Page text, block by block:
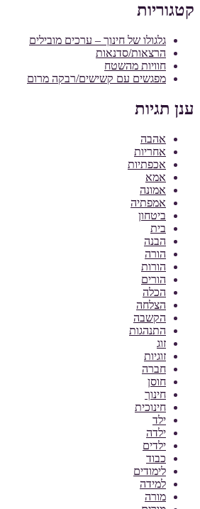
קטגוריות
גלגולו של חינוך – ערכים מובילים
הרצאות/סדנאות
חוויות מהשטח
מפגשים עם קשישים/רבקה מרום
ענן תגיות
אהבה
אחריות
אכפתיות
אמא
אמונה
אמפתיה
ביטחון
בית
הבנה
הורה
הורות
הורים
הכלה
הצלחה
הקשבה
התנהגות
זוג
זוגיות
חברה
חוסן
חינוך
חינוכית
ילד
ילדה
ילדים
כבוד
לימודים
למידה
מורה